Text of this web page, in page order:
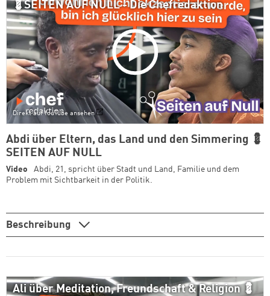
💈SEITEN AUF NULL - Die Chefredaktion
Direkt auf YouTube ansehen
Abdi über Eltern, das Land und den Simmering 💈
SEITEN AUF NULL
Video
Abdi, 21, spricht über Stadt und Land, Familie und dem
Problem mit Sichtbarkeit in der Politik.
Beschreibung
Ali über Meditation, Freundschaft & Religion 💈